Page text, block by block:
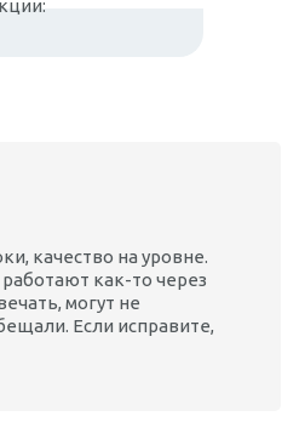
качество на уровне.
как-то через
могут не
Если исправите,